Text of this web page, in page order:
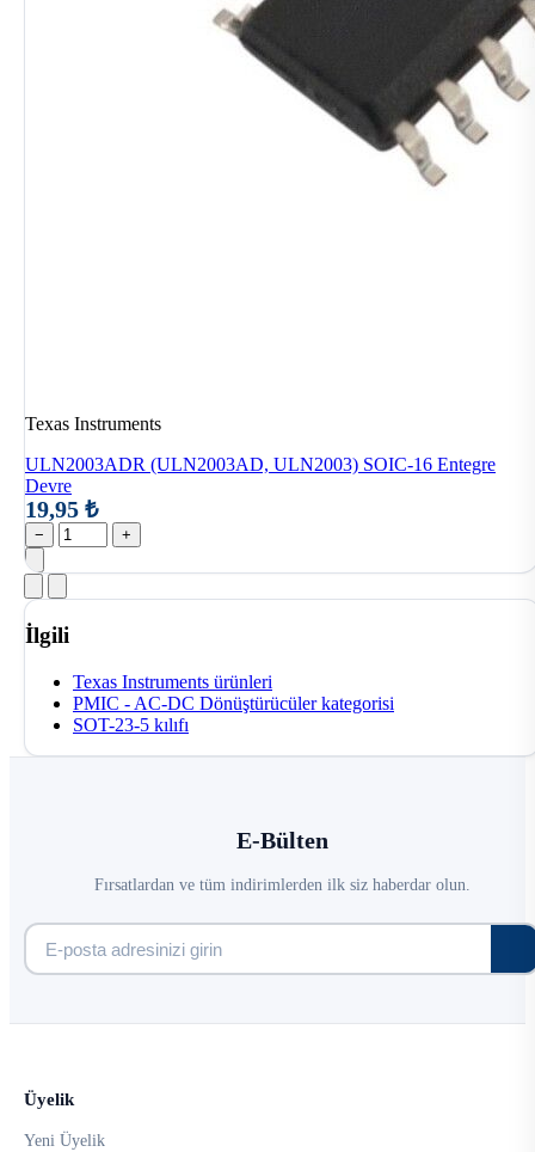
Texas Instruments
ULN2003ADR (ULN2003AD, ULN2003) SOIC-16 Entegre
Devre
19,95 ₺
− +
İlgili
Texas Instruments ürünleri
PMIC - AC-DC Dönüştürücüler kategorisi
SOT-23-5 kılıfı
E-Bülten
Fırsatlardan ve tüm indirimlerden ilk siz haberdar olun.
Üyelik
Yeni Üyelik